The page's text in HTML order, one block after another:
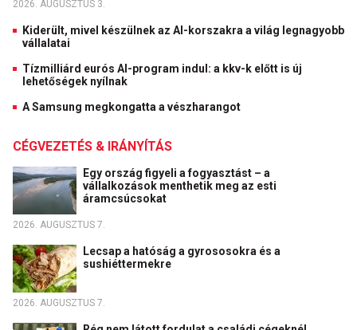
2026. AUGUSZTUS 3.
Kiderült, mivel készülnek az AI-korszakra a világ legnagyobb
vállalatai
Tízmilliárd eurós AI-program indul: a kkv-k előtt is új
lehetőségek nyílnak
A Samsung megkongatta a vészharangot
CÉGVEZETÉS & IRÁNYÍTÁS
Egy ország figyeli a fogyasztást – a
vállalkozások menthetik meg az esti
áramcsúcsokat
2026. AUGUSZTUS 7.
Lecsap a hatóság a gyrososokra és a
sushiéttermekre
2026. AUGUSZTUS 7.